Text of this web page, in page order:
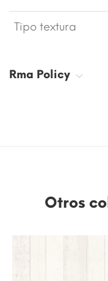
Tipo textura
Rma Policy
Otros